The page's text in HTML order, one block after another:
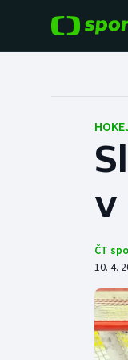
Hokej
Tenis
v
ČT
10. 4.